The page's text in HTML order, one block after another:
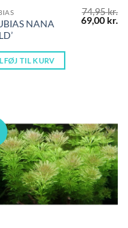
NANA
74,95kr.
Den
69,00 kr.
TIL KURV